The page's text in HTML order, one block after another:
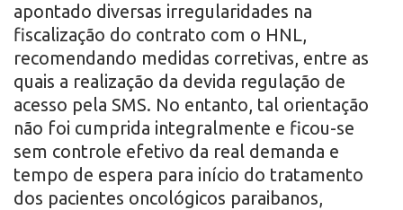
apontado diversas irregularidades na
fiscalização do contrato com o HNL,
recomendando medidas corretivas, entre as
quais a realização da devida regulação de
acesso pela SMS. No entanto, tal orientação
não foi cumprida integralmente e ficou-se
sem controle efetivo da real demanda e
tempo de espera para início do tratamento
dos pacientes oncológicos paraibanos,